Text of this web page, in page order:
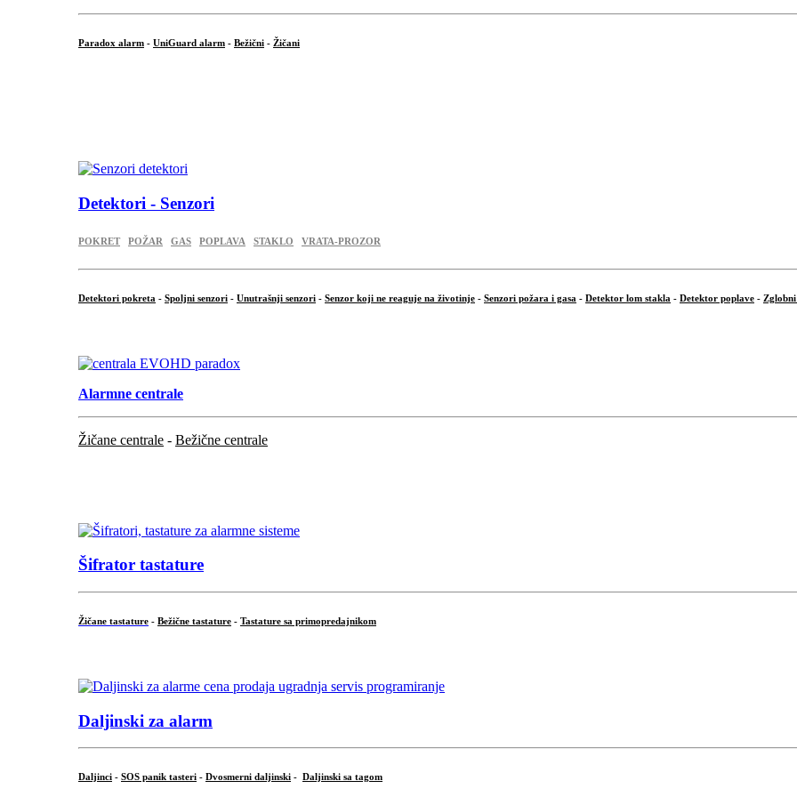
Paradox alarm - UniGuard alarm - Bežični - Žičani
Detektori - Senzori
POKRET POŽAR GAS POPLAVA STAKLO VRATA-PROZOR
Detektori pokreta - Spoljni senzori - Unutrašnji senzori - Senzor koji ne reaguje na životinje - Senzori požara i gasa - Detektor lom stakla - Detektor poplave - Zglobni
Alarmne centrale
Žičane centrale - Bežične centrale
Šifrator tastature
Žičane tastature - Bežične tastature - Tastature sa primopredajnikom
Daljinski za alarm
Daljinci - SOS panik tasteri - Dvosmerni daljinski - Daljinski sa tagom